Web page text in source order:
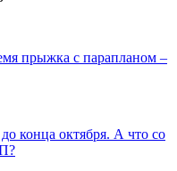
прыжка с парапланом –
конца октября. А что со